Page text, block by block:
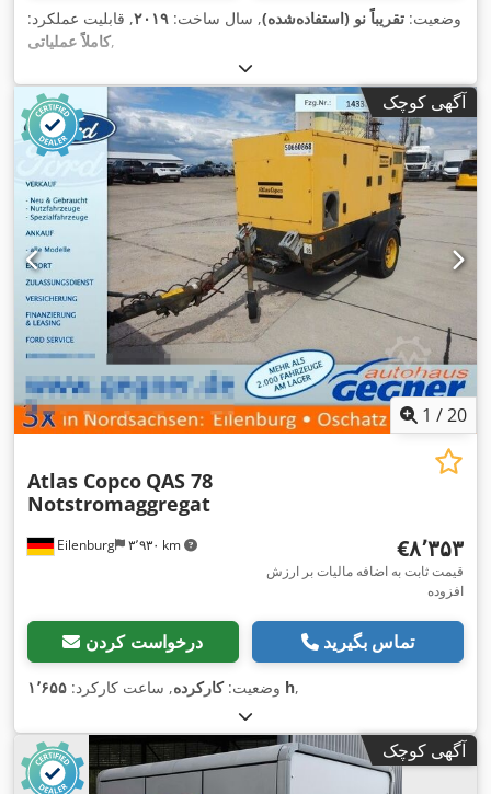
وضعیت: تقریباً نو (استفاده‌شده), سال ساخت: ۲۰۱۹, قابلیت عملکرد:
کاملاً عملیاتی,
آگهی کوچک
1 /20
Eilenburg ۳٬۹۳۰ km
Atlas Copco QAS 78
Notstromaggregat
‎€۸٬۳۵۳
قیمت ثابت به اضافه مالیات بر ارزش
افزوده
درخواست کردن تماس بگیرید
وضعیت:کارکرده, ساعت کارکرد: ۱٬۶۵۵ h,
آگهی کوچک